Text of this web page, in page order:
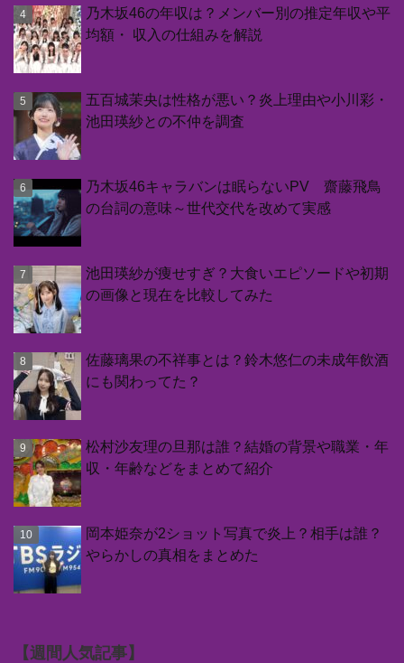
乃木坂46の年収は？メンバー別の推定年収や平
均額・ 収入の仕組みを解説
五百城茉央は性格が悪い？炎上理由や小川彩・
池田瑛紗との不仲を調査
乃木坂46キャラバンは眠らないPV 齋藤飛鳥
の台詞の意味～世代交代を改めて実感
池田瑛紗が痩せすぎ？大食いエピソードや初期
の画像と現在を比較してみた
佐藤璃果の不祥事とは？鈴木悠仁の未成年飲酒
にも関わってた？
松村沙友理の旦那は誰？結婚の背景や職業・年
収・年齢などをまとめて紹介
岡本姫奈が2ショット写真で炎上？相手は誰？
やらかしの真相をまとめた
【週間人気記事】